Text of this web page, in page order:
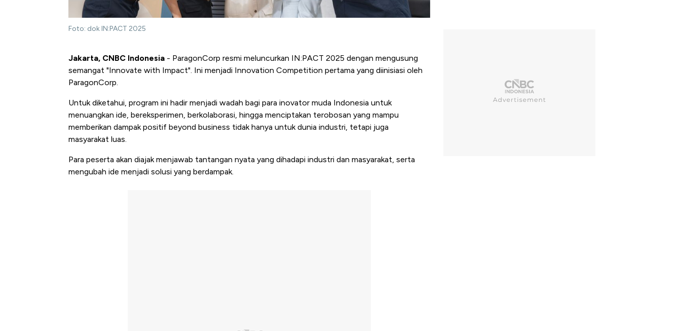
Foto: dok IN:PACT 2025
Jakarta, CNBC Indonesia - ParagonCorp resmi meluncurkan IN:PACT 2025 dengan mengusung
semangat "Innovate with Impact". Ini menjadi Innovation Competition pertama yang diinisiasi oleh
ParagonCorp.
Untuk diketahui, program ini hadir menjadi wadah bagi para inovator muda Indonesia untuk
menuangkan ide, bereksperimen, berkolaborasi, hingga menciptakan terobosan yang mampu
memberikan dampak positif beyond business tidak hanya untuk dunia industri, tetapi juga
masyarakat luas.
Para peserta akan diajak menjawab tantangan nyata yang dihadapi industri dan masyarakat, serta
mengubah ide menjadi solusi yang berdampak.